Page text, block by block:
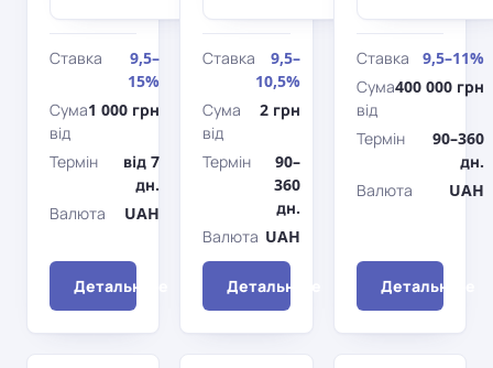
Ставка
9,5–
15%
Сума
від
1 000 грн
Термін
від 7
дн.
Валюта
UAH
Детальніше
Ставка
9,5–
10,5%
Сума
від
2 грн
Термін
90–
360
дн.
Валюта UAH
Детальніше
Ставка
9,5–11%
Сума
від
400 000 грн
Термін
90–360
дн.
Валюта
UAH
Детальніше